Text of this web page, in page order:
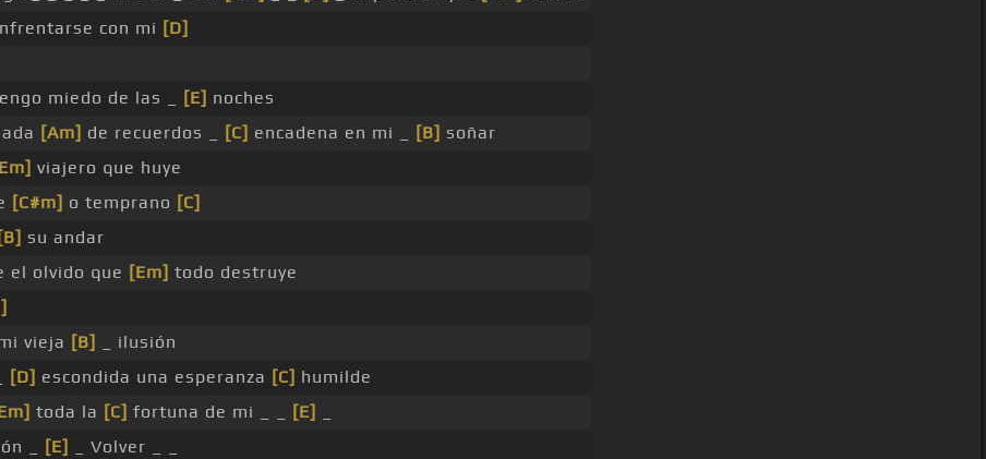
con mi [D]
miedo de las _ [E] noches
[Am] de recuerdos _ [C] encadena en mi _ [B] soñar
viajero que huye
[C#m] o temprano [C]
[B] su andar
el olvido que [Em] todo destruye
vieja [B]
_ ilusión
[D] escondida una esperanza [C] humilde
toda la [C] fortuna de mi _ _ [E]
_ [E]
_ Volver _ _